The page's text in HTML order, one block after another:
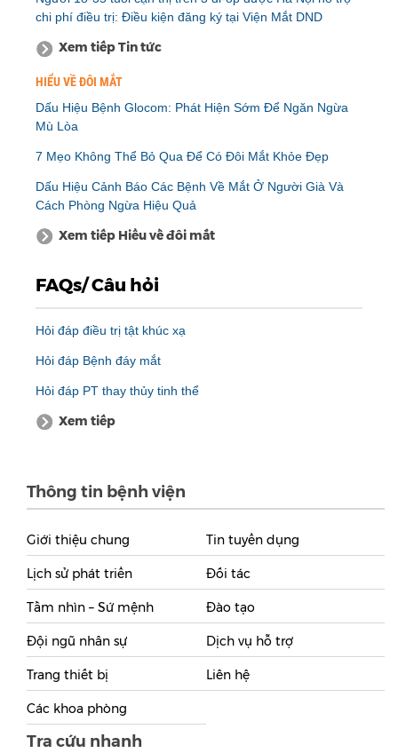
chi phí điều trị: Điều kiện đăng ký tại Viện Mắt DND
Xem tiếp Tin tức
HIỂU VỀ ĐÔI MẮT
Dấu Hiệu Bệnh Glocom: Phát Hiện Sớm Để Ngăn Ngừa
Mù Lòa
7 Mẹo Không Thể Bỏ Qua Để Có Đôi Mắt Khỏe Đẹp
Dấu Hiệu Cảnh Báo Các Bệnh Về Mắt Ở Người Già Và
Cách Phòng Ngừa Hiệu Quả
Xem tiếp Hiểu về đôi mắt
FAQs/ Câu hỏi
Hỏi đáp điều trị tật khúc xạ
Hỏi đáp Bệnh đáy mắt
Hỏi đáp PT thay thủy tinh thể
Xem tiếp
Thông tin bệnh viện
Giới thiệu chung
Lịch sử phát triển
Tầm nhìn – Sứ mệnh
Đội ngũ nhân sự
Trang thiết bị
Các khoa phòng
Tin tuyển dụng
Đối tác
Đào tạo
Dịch vụ hỗ trợ
Liên hệ
Tra cứu nhanh